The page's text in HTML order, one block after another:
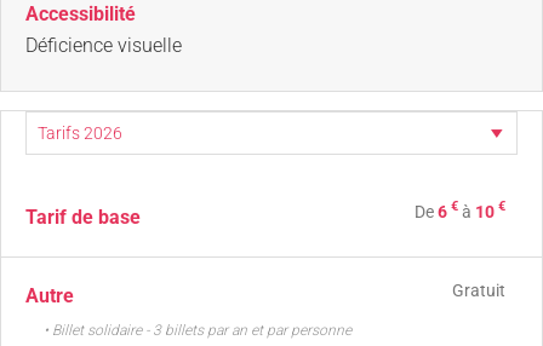
Accessibilité
Déficience visuelle
Tarif de base De6 € à 10 €
Autre Gratuit
• Billet solidaire - 3 billets par an et par personne